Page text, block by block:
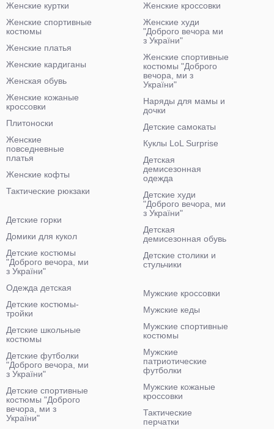
Женские куртки
Женские спортивные
костюмы
Женские платья
Женские кардиганы
Женская обувь
Женские кожаные
кроссовки
Плитоноски
Женские
повседневные
платья
Женские кофты
Тактические рюкзаки
Женские кроссовки
Женские худи
"Доброго вечора ми
з України"
Женские спортивные
костюмы "Доброго
вечора, ми з
України"
Наряды для мамы и
дочки
Детские самокаты
Куклы LoL Surprise
Детская
демисезонная
одежда
Детские худи
"Доброго вечора, ми
з України"
Детская
демисезонная обувь
Детские столики и
стульчики
Детские горки
Домики для кукол
Детские костюмы
"Доброго вечора, ми
з України"
Одежда детская
Детские костюмы-
тройки
Детские школьные
костюмы
Детские футболки
"Доброго вечора, ми
з України"
Детские спортивные
костюмы "Доброго
вечора, ми з
України"
Мужские кроссовки
Мужские кеды
Мужские спортивные
костюмы
Мужские
патриотические
футболки
Мужские кожаные
кроссовки
Тактические
перчатки